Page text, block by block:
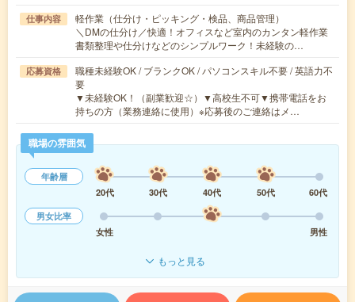
仕事内容
軽作業（仕分け・ピッキング・検品、商品管理）
＼DMの仕分け／快適！オフィスなど室内のカンタン軽作業
書類整理や仕分けなどのシンプルワーク！未経験の…
応募資格
職種未経験OK / ブランクOK / パソコンスキル不要 / 英語力不
要
▼未経験OK！（副業歓迎☆）▼高校生不可▼携帯電話をお
持ちの方（業務連絡に使用）※応募後のご連絡はメ…
職場の雰囲気
年齢層
20代
30代 40代 50代
60代
男女比率
女性
男性
もっと見る